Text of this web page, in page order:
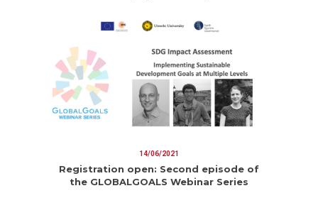
14/06/2021
Registration open: Second episode of
the GLOBALGOALS Webinar Series